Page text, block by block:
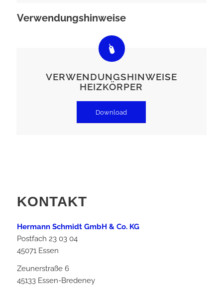
Verwendungshinweise
VERWENDUNGSHINWEISE
HEIZKÖRPER
Download
KONTAKT
Hermann Schmidt GmbH & Co. KG
Postfach 23 03 04
45071 Essen
Zeunerstraße 6
45133 Essen-Bredeney